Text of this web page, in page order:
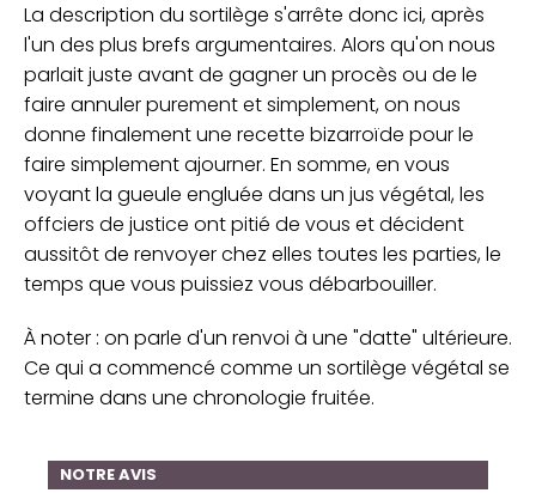
La description du sortilège s'arrête donc ici, après
l'un des plus brefs argumentaires. Alors qu'on nous
parlait juste avant de gagner un procès ou de le
faire annuler purement et simplement, on nous
donne finalement une recette bizarroïde pour le
faire simplement ajourner. En somme, en vous
voyant la gueule engluée dans un jus végétal, les
offciers de justice ont pitié de vous et décident
aussitôt de renvoyer chez elles toutes les parties, le
temps que vous puissiez vous débarbouiller.
À noter : on parle d'un renvoi à une "datte" ultérieure.
Ce qui a commencé comme un sortilège végétal se
termine dans une chronologie fruitée.
NOTRE AVIS